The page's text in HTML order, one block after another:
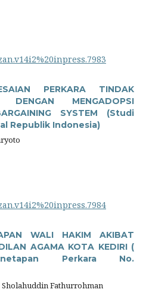
PERKARA TINDAK
DENGAN MENGADOPSI
SYSTEM (Studi
Republik Indonesia)
WALI HAKIM AKIBAT
AGAMA KOTA KEDIRI (
Perkara No.
Fathurrohman